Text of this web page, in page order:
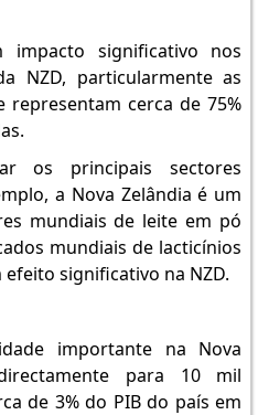
impacto significativo nos
NZD, particularmente as
representam cerca de 75%
os principais sectores
a Nova Zelândia é um
mundiais de leite em pó
mundiais de lacticínios
significativo na NZD.
importante na Nova
para 10 mil
de 3% do PIB do país em